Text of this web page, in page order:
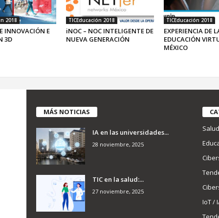
2018
INNOVACIÓN E
3D
TICEducación 2018
iNOC – NOC INTELIGENTE DE
NUEVA GENERACIÓN
TICEducación 2018
EXPERIENCIA DE
EDUCACIÓN
MÉXICO
MÁS NOTICIAS
IA en las universidades...
28 noviembre, 2025
TIC en la salud:...
27 noviembre, 2025
Salud
IoT /